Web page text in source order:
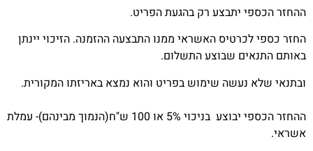
ההחזר הכספי יתבצע רק בהגעת הפריט.
החזר כספי לכרטיס האשראי ממנו התבצעה ההזמנה. הזיכוי יינתן
באותם התנאים שבוצע התשלום.
ובתנאי שלא נעשה שימוש בפריט והוא נמצא באריזתו המקורית.
ההחזר הכספי יבוצע בניכוי 5% או 100 ש"ח(הנמוך מבינהם)- עמלת
אשראי.